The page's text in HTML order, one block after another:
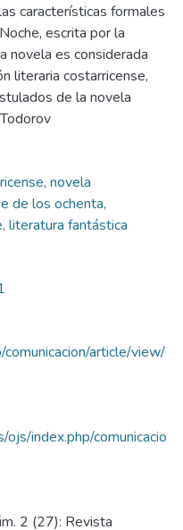
características formales
escrita por la
novela es considerada
literaria costarricense,
de la novela
novela
de los ochenta,
literatura fantástica
article/view/
index.php/comunicacio
2 (27): Revista